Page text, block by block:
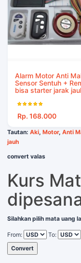
Alarm Motor Anti
Sensor Sentuh +
bisa starter jarak
Rp. 168.000
Tautan: Aki, Motor, Anti
jauh
convert valas
Kurs
Silahkan pilih mata uang
From: To:
Convert